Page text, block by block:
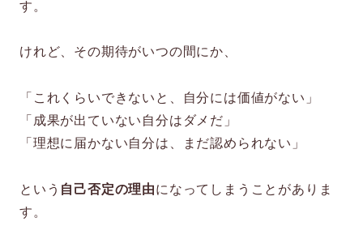
す。
けれど、その期待がいつの間にか、
「これくらいできないと、自分には価値がない」
「成果が出ていない自分はダメだ」
「理想に届かない自分は、まだ認められない」
という 自己否定の理由になってしまうことがありま
す。